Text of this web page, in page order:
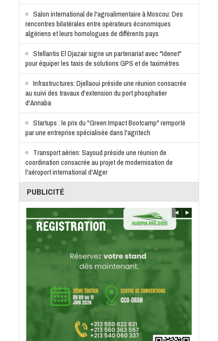
Salon international de l'agroalimentaire à Moscou: Des
rencontres bilatérales entre opérateurs économiques
algériens et leurs homologues de différents pays
Stellantis El Djazair signe un partenariat avec "Idenet"
pour équiper les taxis de solutions GPS et de taximètres
Infrastructures: Djellaoui préside une réunion consacrée
au suivi des travaux d'extension du port phosphatier
d'Annaba
Startups : le prix du "Green Impact Bootcamp" remporté
par une entreprise spécialisée dans l'agritech
Transport aérien: Sayoud préside une réunion de
coordination consacrée au projet de modernisation de
l'aéroport international d'Alger
PUBLICITÉ